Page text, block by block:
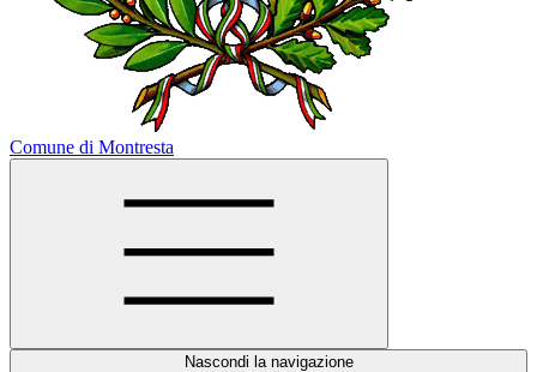
Comune di Montresta
Nascondi la navigazione